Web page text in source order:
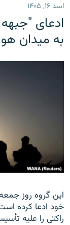
اسد ۱۶, ۱۴۰۵
ادعای
به میدان
خود ادعا کرده
راکتی را علیه